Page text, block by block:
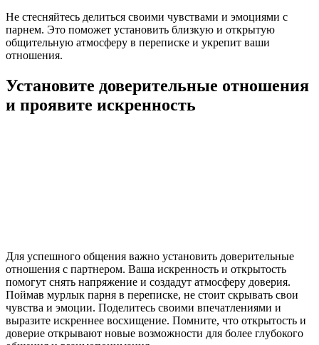
Не стесняйтесь делиться своими чувствами и эмоциями с
парнем. Это поможет установить близкую и открытую
общительную атмосферу в переписке и укрепит ваши
отношения.
Установите доверительные отношения
и проявите искренность
Для успешного общения важно установить доверительные
отношения с партнером. Ваша искренность и открытость
помогут снять напряжение и создадут атмосферу доверия.
Поймав мурлык парня в переписке, не стоит скрывать свои
чувства и эмоции. Поделитесь своими впечатлениями и
выразите искреннее восхищение. Помните, что открытость и
доверие открывают новые возможности для более глубокого